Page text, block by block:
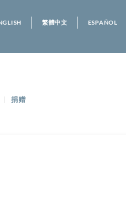
繁體中文 ESPAÑOL
捐赠